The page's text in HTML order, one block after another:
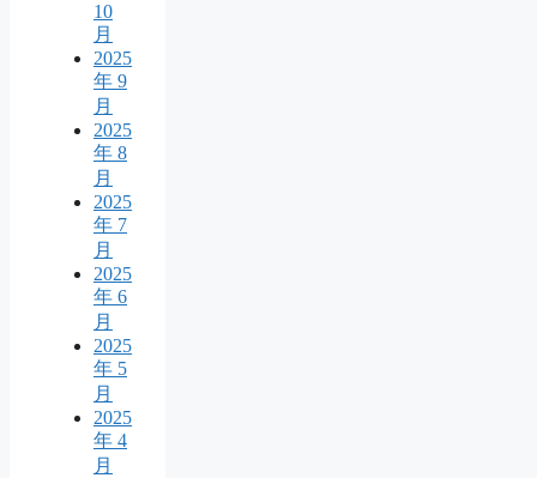
10
月
2025
年 9
月
2025
年 8
月
2025
年 7
月
2025
年 6
月
2025
年 5
月
2025
年 4
月